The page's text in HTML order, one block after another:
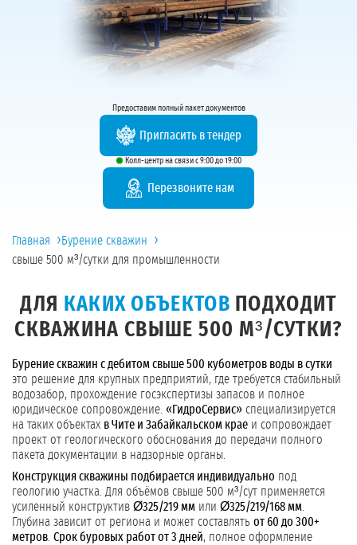
Предоставим полный пакет документов
Пригласить в тендер
Колл-центр на связи с 9:00 до 19:00
Перезвоните нам
Главная ›Бурение скважин ›
свыше 500 м³/сутки для промышленности
ДЛЯ КАКИХ ОБЪЕКТОВ ПОДХОДИТ
СКВАЖИНА СВЫШЕ 500 М³/СУТКИ?
Бурение скважин с дебитом свыше 500 кубометров воды в сутки
это решение для крупных предприятий, где требуется стабильный
водозабор, прохождение госэкспертизы запасов и полное
юридическое сопровождение. «ГидроСервис» специализируется
на таких объектах в Чите и Забайкальском крае и сопровождает
проект от геологического обоснования до передачи полного
пакета документации в надзорные органы.
Конструкция скважины подбирается индивидуально под
геологию участка. Для объёмов свыше 500 м³/сут применяется
усиленный конструктив Ø325/219 мм или Ø325/219/168 мм
Глубина зависит от региона и может составлять от 60 до 300+
метров Срок буровых работ от 3 дней, полное оформление